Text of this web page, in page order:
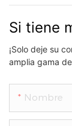
Si tiene
¡Solo deje su
amplia gama
Nombre